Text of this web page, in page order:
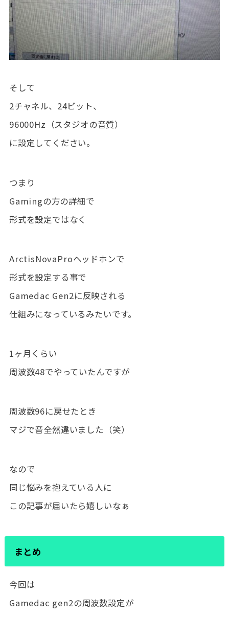
そして
2チャネル、24ビット、
96000Hz（スタジオの音質）
に設定してください。
つまり
Gamingの方の詳細で
形式を設定ではなく
ArctisNovaProヘッドホンで
形式を設定する事で
Gamedac Gen2に反映される
仕組みになっているみたいです。
1ヶ月くらい
周波数48でやっていたんですが
周波数96に戻せたとき
マジで音全然違いました（笑）
なので
同じ悩みを抱えている人に
この記事が届いたら嬉しいなぁ
まとめ
今回は
Gamedac gen2の周波数設定が